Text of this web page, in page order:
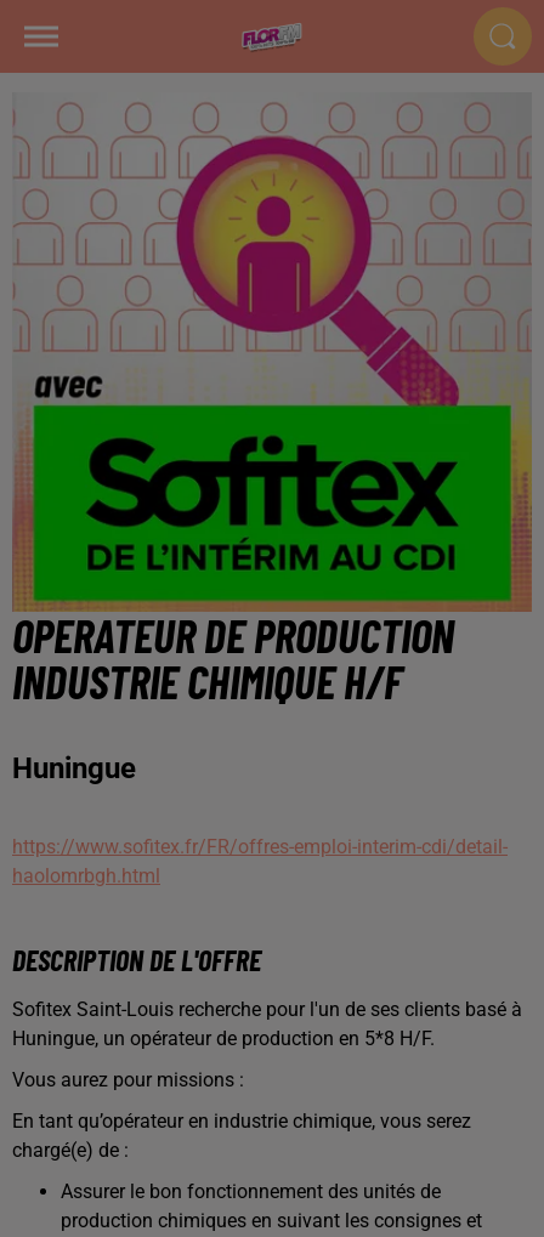
OPERATEUR DE PRODUCTION
INDUSTRIE CHIMIQUE H/F
Huningue
https://www.sofitex.fr/FR/offres-emploi-interim-cdi/detail-
haolomrbgh.html
DESCRIPTION DE L'OFFRE
Sofitex Saint-Louis recherche pour l'un de ses clients basé à
Huningue, un opérateur de production en 5*8 H/F.
Vous aurez pour missions :
En tant qu’opérateur en industrie chimique, vous serez
chargé(e) de :
Assurer le bon fonctionnement des unités de
production chimiques en suivant les consignes et